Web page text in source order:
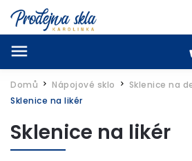
Domů / Nápojové sklo / Sklenice na
Sklenice na likér
Sklenice na likér